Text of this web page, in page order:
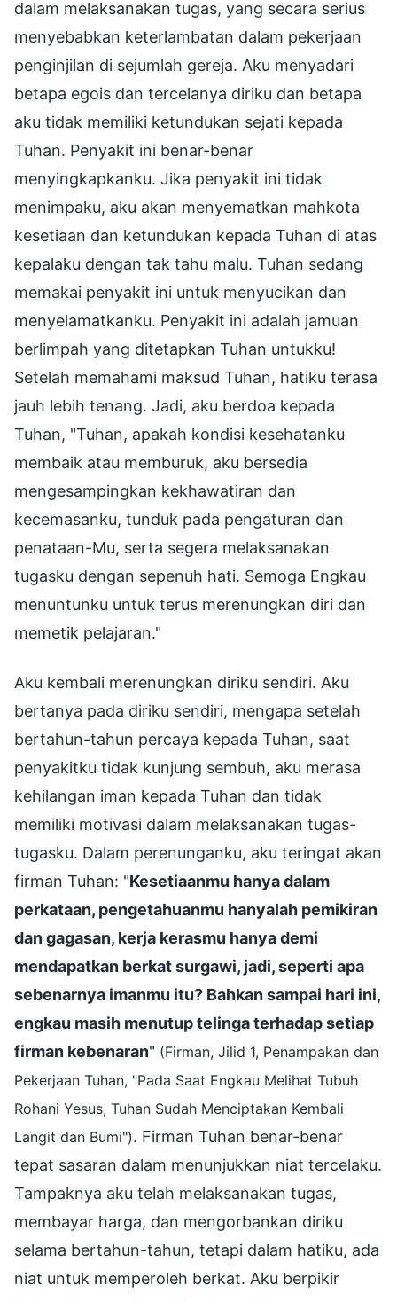
dalam melaksanakan tugas, yang secara serius
menyebabkan keterlambatan dalam pekerjaan
penginjilan di sejumlah gereja. Aku menyadari
betapa egois dan tercelanya diriku dan betapa
aku tidak memiliki ketundukan sejati kepada
Tuhan. Penyakit ini benar-benar
menyingkapkanku. Jika penyakit ini tidak
menimpaku, aku akan menyematkan mahkota
kesetiaan dan ketundukan kepada Tuhan di atas
kepalaku dengan tak tahu malu. Tuhan sedang
memakai penyakit ini untuk menyucikan dan
menyelamatkanku. Penyakit ini adalah jamuan
berlimpah yang ditetapkan Tuhan untukku!
Setelah memahami maksud Tuhan, hatiku terasa
jauh lebih tenang. Jadi, aku berdoa kepada
Tuhan, "Tuhan, apakah kondisi kesehatanku
membaik atau memburuk, aku bersedia
mengesampingkan kekhawatiran dan
kecemasanku, tunduk pada pengaturan dan
penataan-Mu, serta segera melaksanakan
tugasku dengan sepenuh hati. Semoga Engkau
menuntunku untuk terus merenungkan diri dan
memetik pelajaran."
Aku kembali merenungkan diriku sendiri. Aku
bertanya pada diriku sendiri, mengapa setelah
bertahun-tahun percaya kepada Tuhan, saat
penyakitku tidak kunjung sembuh, aku merasa
kehilangan iman kepada Tuhan dan tidak
memiliki motivasi dalam melaksanakan tugas-
tugasku. Dalam perenunganku, aku teringat akan
firman Tuhan: "Kesetiaanmu hanya dalam
perkataan, pengetahuanmu hanyalah pemikiran
dan gagasan, kerja kerasmu hanya demi
mendapatkan berkat surgawi, jadi, seperti apa
sebenarnya imanmu itu? Bahkan sampai hari ini,
engkau masih menutup telinga terhadap setiap
firman kebenaran" (Firman, Jilid 1, Penampakan dan
Pekerjaan Tuhan, "Pada Saat Engkau Melihat Tubuh
Rohani Yesus, Tuhan Sudah Menciptakan Kembali
Langit dan Bumi"). Firman Tuhan benar-benar
tepat sasaran dalam menunjukkan niat tercelaku.
Tampaknya aku telah melaksanakan tugas,
membayar harga, dan mengorbankan diriku
selama bertahun-tahun, tetapi dalam hatiku, ada
niat untuk memperoleh berkat. Aku berpikir